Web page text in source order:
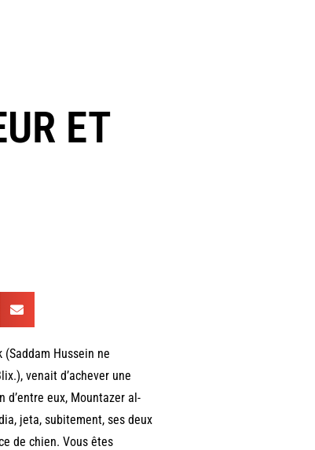
ET
(Saddam Hussein ne
venait d’achever une
d’entre eux, Mountazer al-
jeta, subitement, ses deux
de chien. Vous êtes